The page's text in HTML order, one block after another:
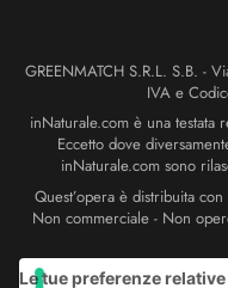
GREENMATCH S.R.L. S.B. -
IVA e
inNaturale.com è una testata
Eccetto dove
inNaturale.com sono
Quest’opera è distribuita
Non commerciale - Non
Le tue preferenze